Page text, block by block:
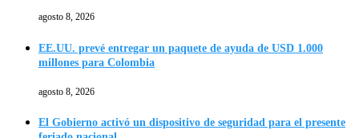
agosto 8, 2026
EE.UU. prevé entregar un paquete de ayuda de USD 1.000
millones para Colombia
agosto 8, 2026
El Gobierno activó un dispositivo de seguridad para el presente